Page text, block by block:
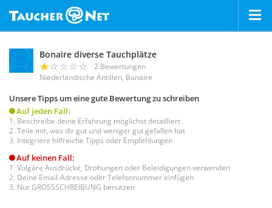
Bonaire diverse Tauchplätze
2 Bewertungen
Niederländische Antillen, Bonaire
Unsere Tipps um eine gute Bewertung zu schreiben
Auf jeden Fall:
Beschreibe deine Erfahrung möglichst detailliert
Teile mit, was dir gut und weniger gut gefallen hat
Integriere hilfreiche Tipps oder Empfehlungen
Auf keinen Fall:
Vulgäre Ausdrücke, Drohungen oder Beleidigungen verwenden
Deine Email-Adresse oder Telefonnummer einfügen
Nur GROSSSCHREIBUNG benutzen